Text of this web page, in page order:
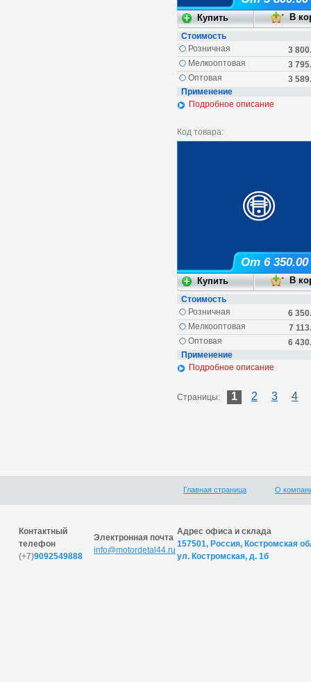
Стоимость
3
Розничная
3
Мелкооптовая
3
Оптовая
Применение
Подробное описание
Код товара:
От 6 350.00
Стоимость
6
Розничная
7
Мелкооптовая
6
Оптовая
Применение
Подробное описание
Страницы: 1 2 3 4
Главная страница О
Контактный
телефон
(+7)9092549888
Электронная почта
info@motordetal44.ru
Адрес офиса и склада
157501, Россия, Костромская
ул. Костромская, д. 1б